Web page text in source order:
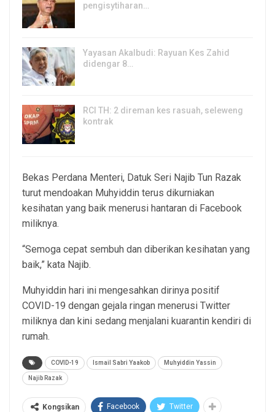
pengisytiharan…
Yayasan Akalbudi: Rayuan Kes Zahid
didengar 8…
RCI TH: 2 direman kes rasuah, seleweng
kontrak
Bekas Perdana Menteri, Datuk Seri Najib Tun Razak
turut mendoakan Muhyiddin terus dikurniakan
kesihatan yang baik menerusi hantaran di Facebook
miliknya.
“Semoga cepat sembuh dan diberikan kesihatan yang
baik,” kata Najib.
Muhyiddin hari ini mengesahkan dirinya positif
COVID-19 dengan gejala ringan menerusi Twitter
miliknya dan kini sedang menjalani kuarantin kendiri di
rumah.
COVID-19 Ismail Sabri Yaakob Muhyiddin Yassin
Najib Razak
Kongsikan Facebook Twitter